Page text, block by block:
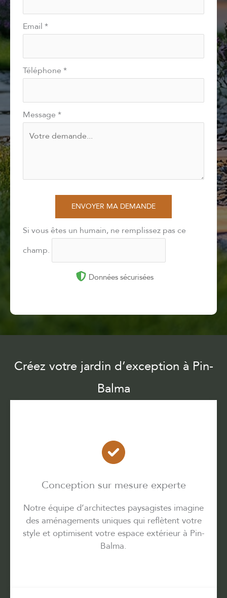
Email *
Téléphone *
Message *
ENVOYER MA DEMANDE
Si vous êtes un humain, ne remplissez pas ce
champ.
Données sécurisées
Créez votre jardin d’exception à Pin-
Balma
Conception sur mesure experte
Notre équipe d’architectes paysagistes imagine
des aménagements uniques qui reflètent votre
style et optimisent votre espace extérieur à Pin-
Balma.